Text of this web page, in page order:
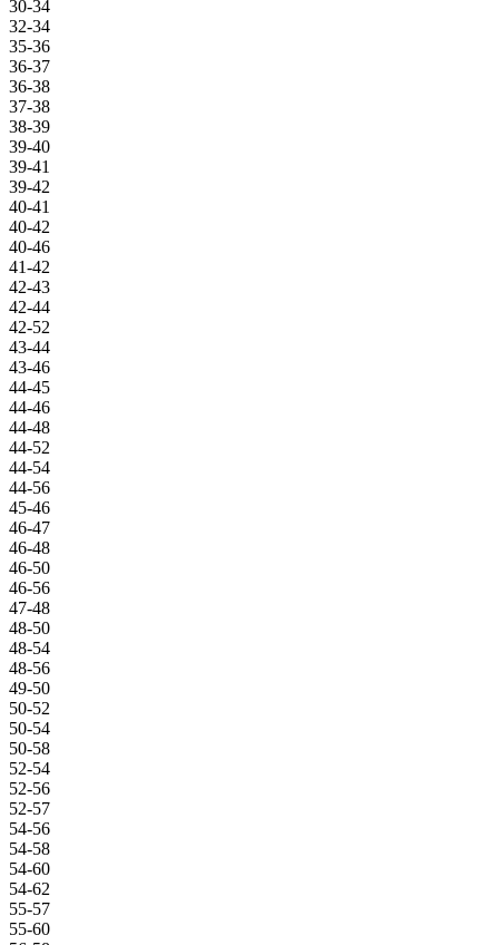
30-34
32-34
35-36
36-37
36-38
37-38
38-39
39-40
39-41
39-42
40-41
40-42
40-46
41-42
42-43
42-44
42-52
43-44
43-46
44-45
44-46
44-48
44-52
44-54
44-56
45-46
46-47
46-48
46-50
46-56
47-48
48-50
48-54
48-56
49-50
50-52
50-54
50-58
52-54
52-56
52-57
54-56
54-58
54-60
54-62
55-57
55-60